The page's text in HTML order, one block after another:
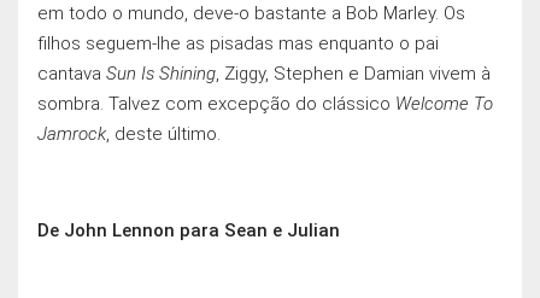
em todo o mundo, deve-o bastante a Bob Marley. Os
filhos seguem-lhe as pisadas mas enquanto o pai
cantava Sun Is Shining , Ziggy, Stephen e Damian vivem à
sombra. Talvez com excepção do clássico Welcome To
Jamrock , deste último.
De John Lennon para Sean e Julian